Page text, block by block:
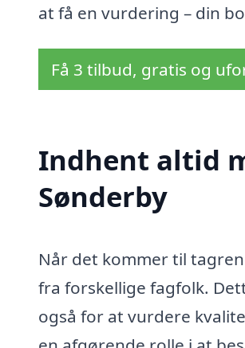
at få en vurdering – din
Få 3 tilbud, gratis og
Indhent altid
Sønderby
Når det kommer til
fra forskellige fagfolk.
også for at vurdere